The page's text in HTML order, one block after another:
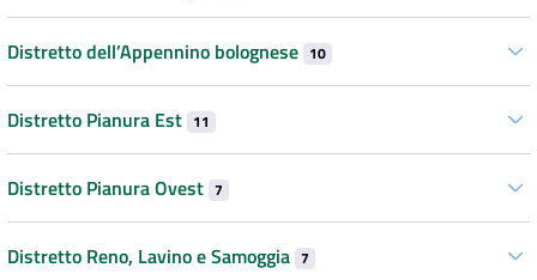
Distretto dell’Appennino bolognese 10
Distretto Pianura Est 11
Distretto Pianura Ovest 7
Distretto Reno, Lavino e Samoggia 7